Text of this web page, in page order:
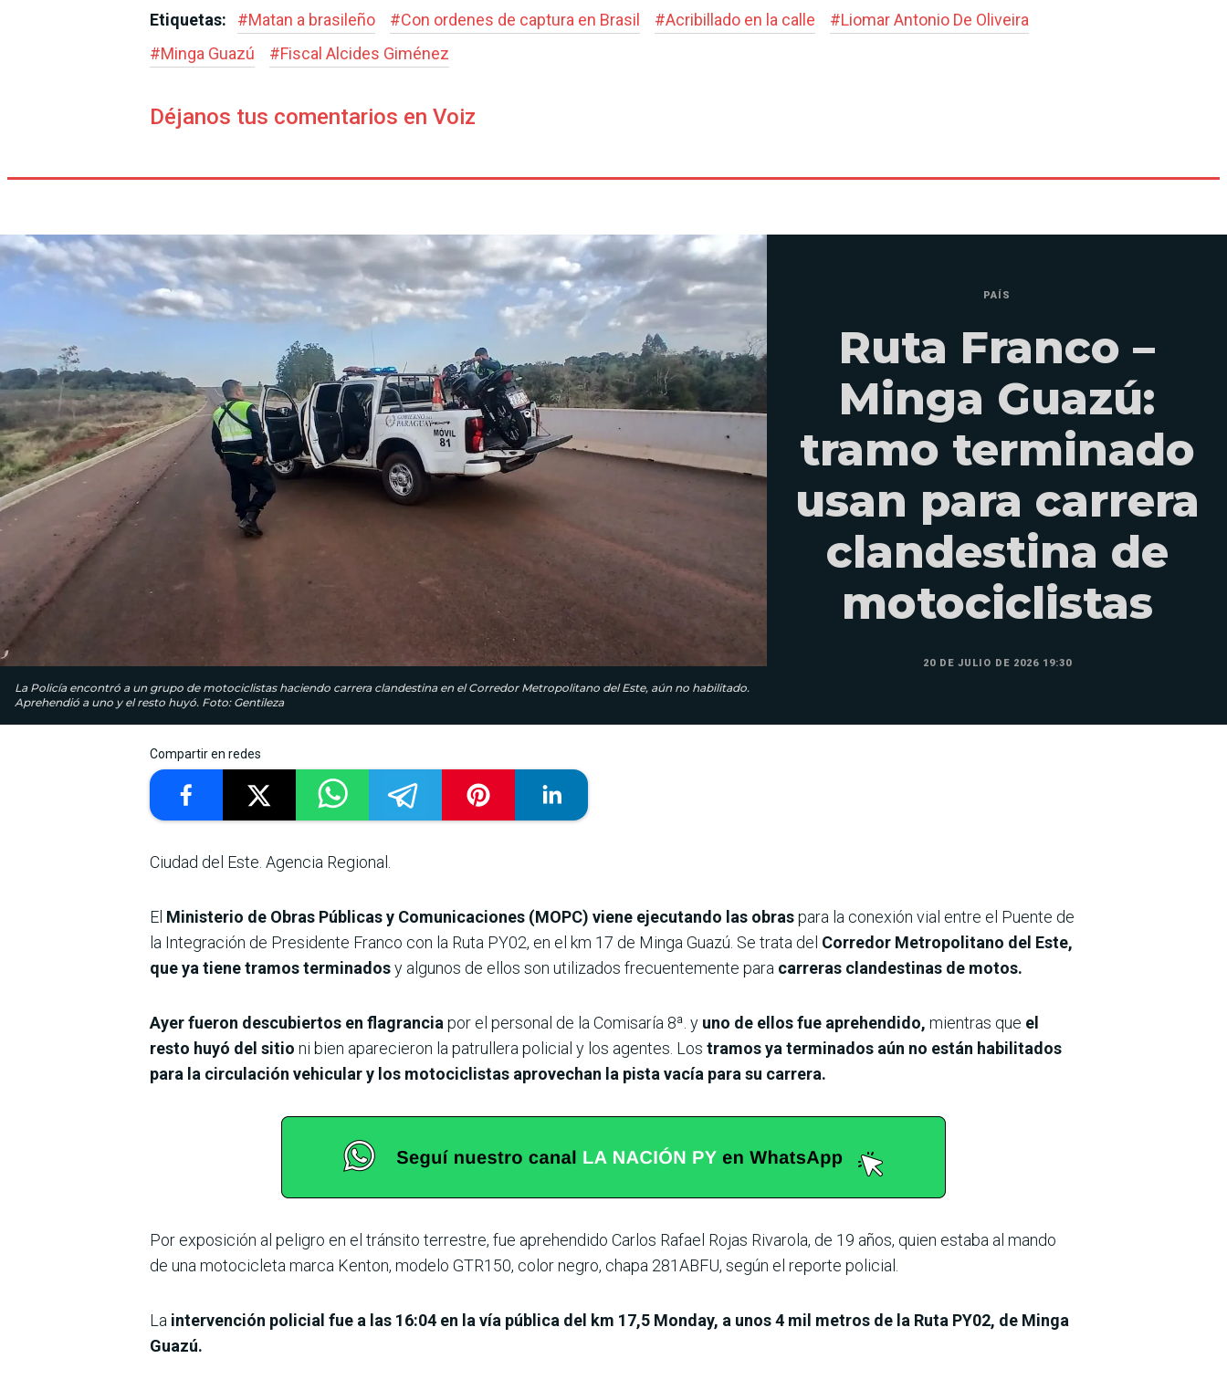
Etiquetas: #Matan a brasileño #Con ordenes de captura en Brasil #Acribillado en la calle #Liomar Antonio De Oliveira
#Minga Guazú #Fiscal Alcides Giménez
Déjanos tus comentarios en Voiz
La Policía encontró a un grupo de motociclistas haciendo carrera clandestina en el Corredor Metropolitano del Este, aún no habilitado.
Aprehendió a uno y el resto huyó. Foto: Gentileza
PAÍS
Ruta Franco –
Minga Guazú:
tramo terminado
usan para carrera
clandestina de
motociclistas
20 DE JULIO DE 2026 19:30
Compartir en redes
Ciudad del Este. Agencia Regional.
El Ministerio de Obras Públicas y Comunicaciones (MOPC) viene ejecutando las obraspara la conexión vial entre el Puente de
la Integración de Presidente Franco con la Ruta PY02, en el km 17 de Minga Guazú. Se trata del Corredor Metropolitano del Este,
que ya tiene tramos terminadosy algunos de ellos son utilizados frecuentemente para carreras clandestinas de motos.
Ayer fueron descubiertos en flagrancia por el personal de la Comisaría 8ª. y uno de ellos fue aprehendido, mientras que el
resto huyó del sitio ni bien aparecieron la patrullera policial y los agentes. Los tramos ya terminados aún no están habilitados
para la circulación vehicular y los motociclistas aprovechan la pista vacía para su carrera.
Por exposición al peligro en el tránsito terrestre, fue aprehendido Carlos Rafael Rojas Rivarola, de 19 años, quien estaba al mando
de una motocicleta marca Kenton, modelo GTR150, color negro, chapa 281ABFU, según el reporte policial.
La intervención policial fue a las 16:04 en la vía pública del km 17,5 Monday, a unos 4 mil metros de la Ruta PY02, de Minga
Guazú.